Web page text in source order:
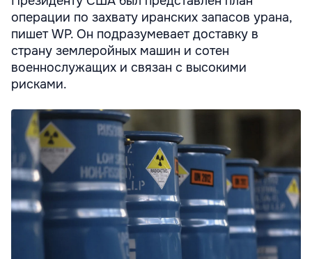
операции по захвату иранских запасов урана,
пишет WP. Он подразумевает доставку в
страну землеройных машин и сотен
военнослужащих и связан с высокими
рисками.